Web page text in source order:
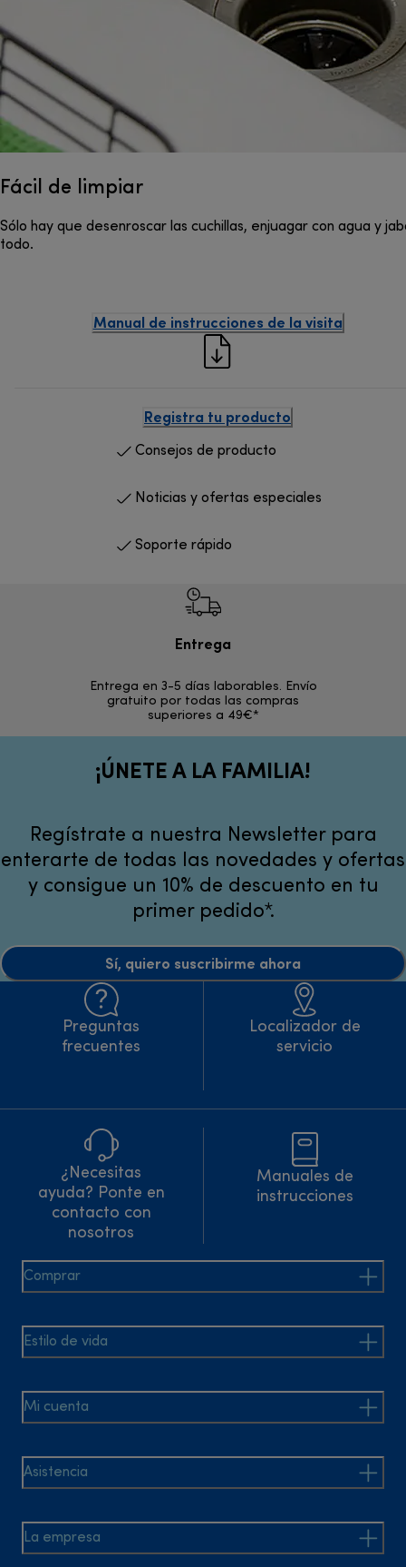
Fácil de limpiar
Sólo hay que desenroscar las cuchillas, enjuagar con agua y
todo.
Manual de instrucciones de la visita
Registra tu producto
Consejos de producto
Noticias y ofertas especiales
Soporte rápido
Entrega
Entrega en 3-5 días laborables. Envío
gratuito por todas las compras
superiores a 49€*
¡ÚNETE A LA FAMILIA!
Regístrate a nuestra Newsletter para
enterarte de todas las novedades y ofertas
y consigue un 10% de descuento en tu
primer pedido*.
Sí, quiero suscribirme ahora
Preguntas
frecuentes
Localizador de
servicio
¿Necesitas
ayuda? Ponte en
contacto con
nosotros
Manuales de
instrucciones
Comprar
Estilo de vida
Mi cuenta
Asistencia
La empresa